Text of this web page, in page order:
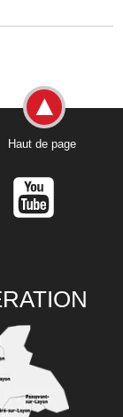
Haut de page